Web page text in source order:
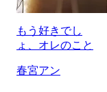
もう好きでし
ょ、オレのこと
春宮アン